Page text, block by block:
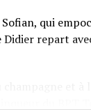
qui
Didier repart